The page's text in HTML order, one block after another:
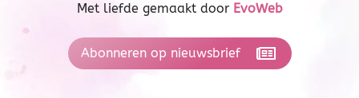
Met liefde gemaakt door EvoWeb
Abonneren op nieuwsbrief